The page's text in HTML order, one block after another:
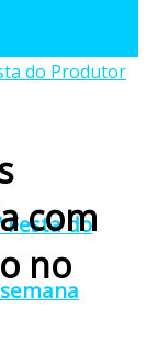
Festa do
com
no